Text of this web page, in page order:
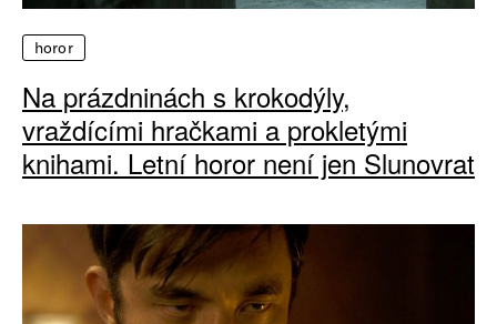
horor
Na prázdninách s krokodýly,
vraždícími hračkami a prokletými
knihami. Letní horor není jen Slunovrat